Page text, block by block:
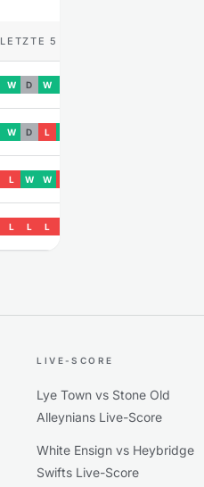
LETZTE 5
W D W
W D L
L W W
L L L
LIVE-SCORE
Lye Town vs Stone Old
Alleynians Live-Score
White Ensign vs Heybridge
Swifts Live-Score